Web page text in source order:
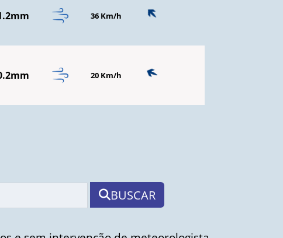
36 Km/h
20 Km/h
BUSCAR